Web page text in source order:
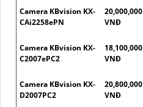
Camera KBvision KX-
CAi2258ePN
20,000,000
VNĐ
Camera KBvision KX-
C2007ePC2
18,100,000
VNĐ
Camera KBvision KX-
D2007PC2
20,800,000
VNĐ